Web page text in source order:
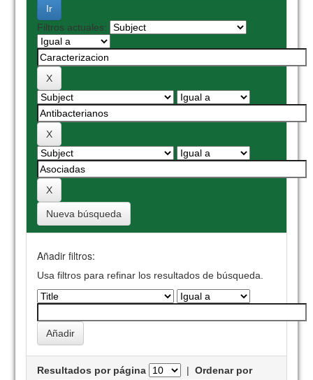
Filtros actuales:
Nueva búsqueda
Añadir filtros:
Usa filtros para refinar los resultados de búsqueda.
Resultados por página |Ordenar por